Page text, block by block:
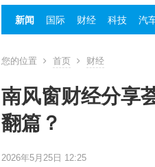
新闻 国际 财经 科技 汽
您的位置 首页 财经
南风窗财经分享
翻篇？
2026年5月25日 12:25